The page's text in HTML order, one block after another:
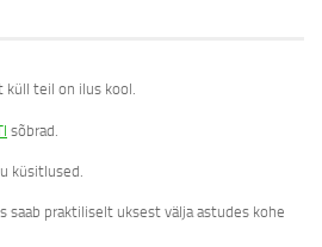
küll teil on ilus kool.
sõbrad.
küsitlused.
saab praktiliselt uksest välja astudes kohe